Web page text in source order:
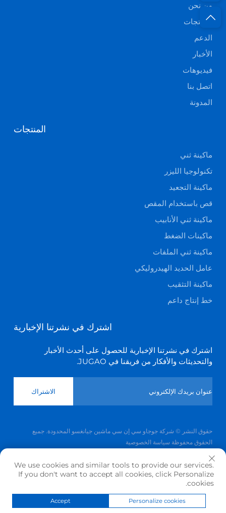
من نحن
المنتجات
الدعم
الأخبار
فيديوهات
اتصل بنا
المدونة
المنتجات
ماكينة ثني
تكنولوجيا الليزر
ماكينة التجعيد
قص باستخدام المقص
ماكينة ثني الأنابيب
ماكينات الضغط
ماكينة ثني الملفات
عامل الحديد الهيدروليكي
ماكينة التثقيب
خط إنتاج داعم
اشترك في نشرتنا الإخبارية
اشترك في نشرتنا الإخبارية للحصول على أحدث الأخبار
والتحديثات والأفكار من فريقنا في JUGAO.
الاشتراك
حقوق النشر © شركة جوجاو سي إن سي ماشين جيانغسو المحدودة. جميع
الحقوق محفوظة سياسة الخصوصية
انقر لأعلى
الصفحة الرئيسية المنتج حول اتصل بنا
We use cookies and similar tools to provide our services.
If you don't want to accept all cookies, click Personalize
cookies.
Personalize cookies
Accept